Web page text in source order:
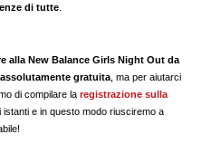
di tutte
alla New Balance Girls Night Out da
assolutamente gratuita , ma per aiutarci
di compilare laregistrazione sulla
istanti e in questo modo riusciremo a